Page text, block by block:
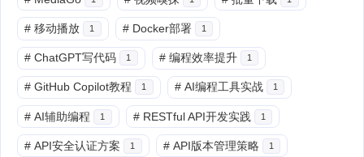
# 移动播放 1 # Docker部署 1
# ChatGPT写代码 1 # 编程效率提升 1
# GitHub Copilot教程 1 # AI编程工具实战 1
# AI辅助编程 1 # RESTful API开发实践 1
# API安全认证方案 1 # API版本管理策略 1